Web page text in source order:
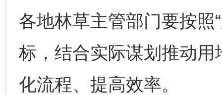
各地林草主管部门要按照
标，结合实际谋划推动
化流程、提高效率。